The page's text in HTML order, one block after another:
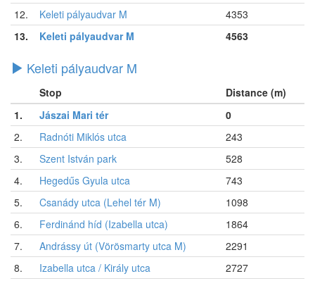
12.
Keleti pályaudvar M
4353
13.
Keleti pályaudvar M 4563
Keleti pályaudvar M
Stop
Distance (m)
1.
Jászai Mari tér
0
2.
Radnóti Miklós utca
243
3.
Szent István park
528
4.
Hegedűs Gyula utca
743
5.
Csanády utca (Lehel tér M)
1098
6.
Ferdinánd híd (Izabella utca)
1864
7.
Andrássy út (Vörösmarty utca M)
2291
8.
Izabella utca / Király utca
2727